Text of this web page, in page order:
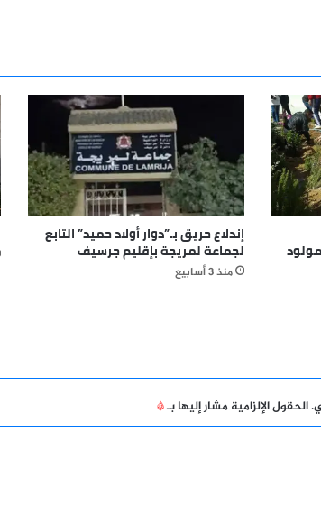
إندلاع حريق بـ”دوار أولاد حميد” التابع
لجماعة لمريجة بإقليم جرسيف
منذ 3 أسابيع
الحقول الإلزامية مشار إليها بـ*